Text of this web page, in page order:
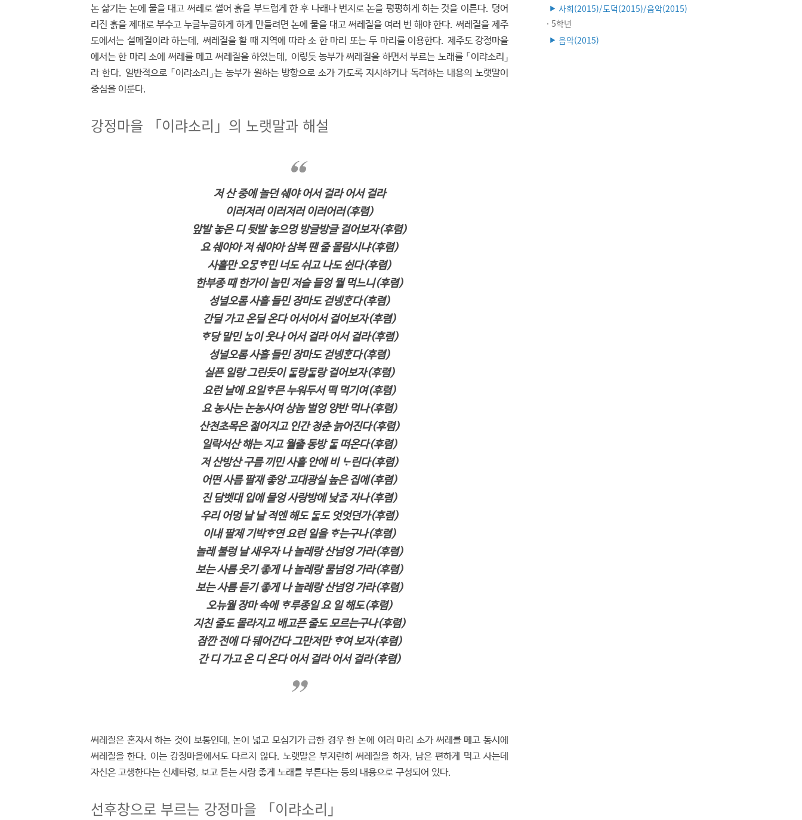
논 삶기는 논에 물을 대고 써레로 썰어 흙을 부드럽게 한 후 나래나 번지로 논을 평평하게 하는 것을 이른다. 덩어
리진 흙을 제대로 부수고 누글누글하게 하게 만들려면 논에 물을 대고 써레질을 여러 번 해야 한다. 써레질을 제주
도에서는 설메질이라 하는데, 써레질을 할 때 지역에 따라 소 한 마리 또는 두 마리를 이용한다. 제주도 강정마을
에서는 한 마리 소에 써레를 메고 써레질을 하였는데, 이렇듯 농부가 써레질을 하면서 부르는 노래를 「이랴소리」
라 한다. 일반적으로 「이랴소리」는 농부가 원하는 방향으로 소가 가도록 지시하거나 독려하는 내용의 노랫말이
중심을 이룬다.
강정마을 「이랴소리」의 노랫말과 해설
저 산 중에 놀던 쉐야 어서 걸라 어서 걸라
이러저러 이러저러 이러어러(후렴)
앞발 놓은 디 뒷발 놓으멍 방글방글 걸어보자(후렴)
요 쉐야아 저 쉐야아 삼복 땐 줄 몰람시냐(후렴)
사흘만 오ᄆᆞᆼᄒᆞ민 너도 쉬고 나도 쉰다(후렴)
한부종 때 한가이 놀민 저슬 들엉 뭘 먹느니(후렴)
성널오롬 사흘 들민 장마도 걷넹ᄒᆞᆫ다(후렴)
간딜 가고 온딜 온다 어서어서 걸어보자(후렴)
ᄒᆞ당 말민 ᄂᆞᆷ이 웃나 어서 걸라 어서 걸라(후렴)
성널오롬 사흘 들민 장마도 걷넹ᄒᆞᆫ다(후렴)
실픈 일랑 그린듯이 ᄃᆞᆯ랑ᄃᆞᆯ랑 걸어보자(후렴)
요런 날에 요일ᄒᆞ믄 누워두서 떡 먹기여(후렴)
요 농사는 논농사여 상놈 벌엉 양반 먹나(후렴)
산천초목은 젊어지고 인간 청춘 늙어진다(후렴)
일락서산 해는 지고 월출 동방 ᄃᆞᆯ 떠온다(후렴)
저 산방산 구름 끼민 사흘 안에 비 ᄂᆞ린다(후렴)
어떤 사름 팔재 좋앙 고대광실 높은 집에(후렴)
진 담벳대 입에 물엉 사랑방에 낮ᄌᆞᆷ 자나(후렴)
우리 어멍 날 날 적엔 해도 ᄃᆞᆯ도 엇엇던가(후렴)
이내 팔제 기박ᄒᆞ연 요런 일을 ᄒᆞ는구나(후렴)
놀레 불렁 날 새우자 나 놀레랑 산넘엉 가라(후렴)
보는 사름 웃기 좋게 나 놀레랑 물넘엉 가라(후렴)
보는 사름 듣기 좋게 나 놀레랑 산넘엉 가라(후렴)
오뉴월 장마 속에 ᄒᆞ루종일 요 일 해도(후렴)
지친 줄도 몰라지고 배고픈 줄도 모르는구나(후렴)
잠깐 전에 다 뒈어간다 그만저만 ᄒᆞ여 보자(후렴)
간 디 가고 온 디 온다 어서 걸라 어서 걸라(후렴)
써레질은 혼자서 하는 것이 보통인데, 논이 넓고 모심기가 급한 경우 한 논에 여러 마리 소가 써레를 메고 동시에
써레질을 한다. 이는 강정마을에서도 다르지 않다. 노랫말은 부지런히 써레질을 하자, 남은 편하게 먹고 사는데
자신은 고생한다는 신세타령, 보고 듣는 사람 좋게 노래를 부른다는 등의 내용으로 구성되어 있다.
선후창으로 부르는 강정마을 「이랴소리」
▶ 사회(2015)/도덕(2015)/음악(2015)
· 5학년
▶ 음악(2015)